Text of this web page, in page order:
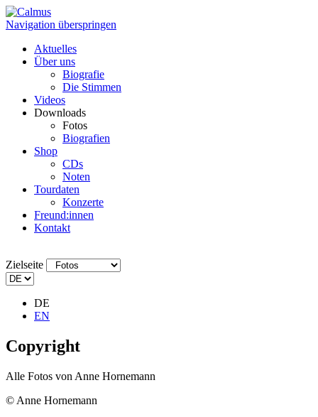
Navigation überspringen
Aktuelles
Über uns
Biografie
Die Stimmen
Videos
Downloads
Fotos
Biografien
Shop
CDs
Noten
Tourdaten
Konzerte
Freund:innen
Kontakt
Zielseite
DE
EN
Copyright
Alle Fotos von Anne Hornemann
© Anne Hornemann